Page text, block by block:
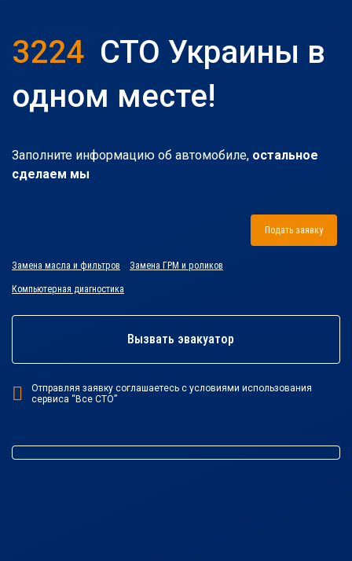
3224 СТО Украины в
одном месте!
Заполните информацию об автомобиле, остальное
сделаем мы
Подать заявку
Замена масла и фильтров Замена ГРМ и роликов
Компьютерная диагностика
Вызвать эвакуатор
Отправляя заявку соглашаетесь с условиями использования
сервиса “Все СТО”